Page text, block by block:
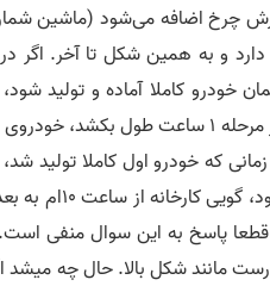
دارد و به همین شکل تا آخر. اگر
الی آخر؛ یعنی از زمانی که خودرو اول
است، یک ساعت
پاسخ به این سوال منفی
شکل بالا. حال چه میشد اگر